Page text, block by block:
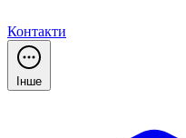
Контакти
Інше